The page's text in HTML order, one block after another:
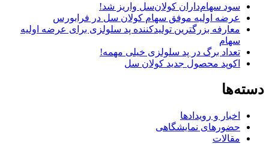
سود سهام‌داران کولان‌سل واریز شد!
عرضه اولیه موفق سهام کولان سل در فرابورس
معارفه بزرگترین تولیدکننده پد سلولزی برای عرضه اولیه
سهام
تعداد برگ در پد سلولزی خیلی مهمه!
اکوپد محصول جدید کولان‌ سل
دسته‌ها
اخبار و رویدادها
حضورهای نمایشگاهی
مقالات